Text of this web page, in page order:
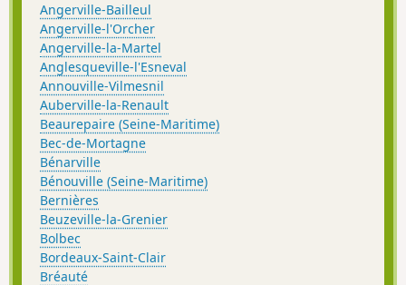
Angerville-Bailleul
Angerville-l'Orcher
Angerville-la-Martel
Anglesqueville-l'Esneval
Annouville-Vilmesnil
Auberville-la-Renault
Beaurepaire (Seine-Maritime)
Bec-de-Mortagne
Bénarville
Bénouville (Seine-Maritime)
Bernières
Beuzeville-la-Grenier
Bolbec
Bordeaux-Saint-Clair
Bréauté